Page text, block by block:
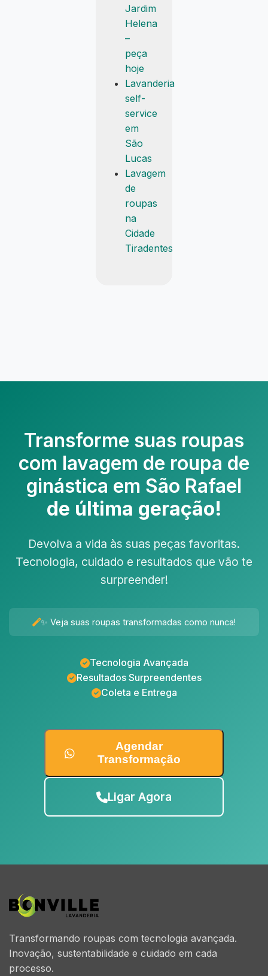
Jardim
Helena
–
peça
hoje
Lavanderia
self-
service
em
São
Lucas
Lavagem
de
roupas
na
Cidade
Tiradentes
Transforme suas roupas
com lavagem de roupa de
ginástica em São Rafael
de última geração!
Devolva a vida às suas peças favoritas.
Tecnologia, cuidado e resultados que vão te
surpreender!
✨ Veja suas roupas transformadas como nunca!
Tecnologia Avançada
Resultados Surpreendentes
Coleta e Entrega
Agendar
Transformação
Ligar Agora
Transformando roupas com tecnologia avançada.
Inovação, sustentabilidade e cuidado em cada
processo.